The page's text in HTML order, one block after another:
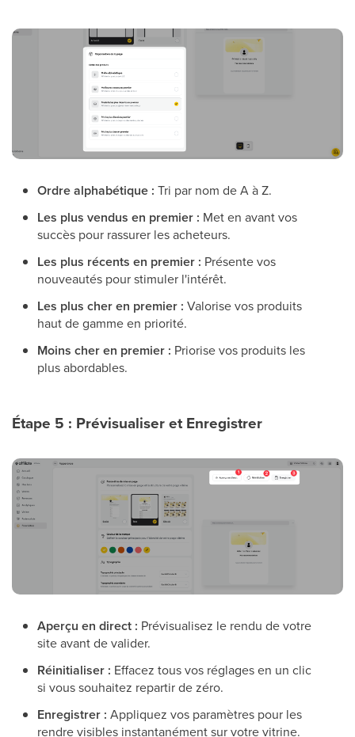
Ordre alphabétique : Tri par nom de A à Z.
Les plus vendus en premier : Met en avant vos
succès pour rassurer les acheteurs.
Les plus récents en premier : Présente vos
nouveautés pour stimuler l'intérêt.
Les plus cher en premier : Valorise vos produits
haut de gamme en priorité.
Moins cher en premier : Priorise vos produits les
plus abordables.
Étape 5 : Prévisualiser et Enregistrer
Aperçu en direct : Prévisualisez le rendu de votre
site avant de valider.
Réinitialiser : Effacez tous vos réglages en un clic
si vous souhaitez repartir de zéro.
Enregistrer : Appliquez vos paramètres pour les
rendre visibles instantanément sur votre vitrine.